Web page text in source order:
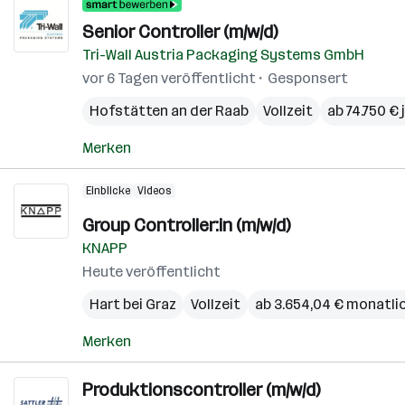
Senior Controller (m/w/d)
Tri-Wall Austria Packaging Systems GmbH
vor 6 Tagen veröffentlicht
Gesponsert
Hofstätten an der Raab
Vollzeit ab 74.750
Merken
Einblicke Videos
Group Controller:in (m/w/d)
KNAPP
Heute veröffentlicht
Hart bei Graz
Vollzeit ab 3.654,04 €
Merken
Produktionscontroller (m/w/d)